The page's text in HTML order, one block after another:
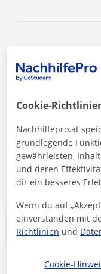
Beliebteste
Schulische
Cookie-
Nachhilfepro.at
grundlegende
gewährleisten,
und deren
dir ein besseres
Wenn du auf
einverstanden mit
Richtlinien und
Cookie-